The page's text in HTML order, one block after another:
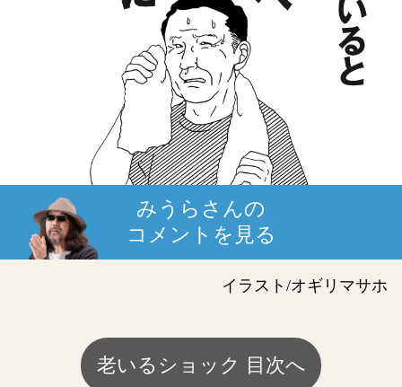
みうらさんの
コメントを見る
イラスト/オギリマサホ
老いるショック 目次へ